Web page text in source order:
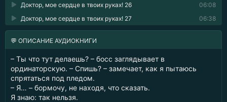
06:08
Доктор, мое сердце в твоих руках! 26
06:38
Доктор, мое сердце в твоих руках! 27
💬 ОПИСАНИЕ АУДИОКНИГИ
– Ты что тут делаешь? – босс заглядывает в
ординаторскую. – Спишь? – замечает, как я пытаюсь
спрятаться под пледом.
– Я… – бормочу, не находя, что сказать.
Я знаю: так нельзя.